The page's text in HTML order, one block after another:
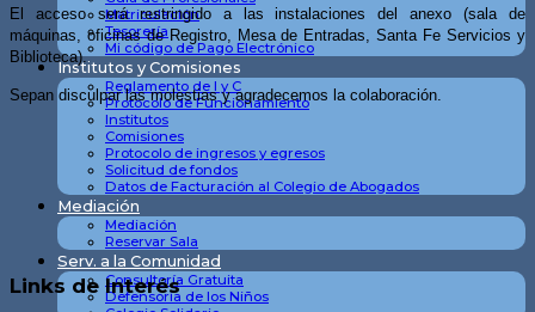
Matriculación
Tesorería
Mi código de Pago Electrónico
Institutos y Comisiones
Reglamento de I y C
Protocolo de Funcionamiento
Institutos
Comisiones
Protocolo de ingresos y egresos
Solicitud de fondos
Datos de Facturación al Colegio de Abogados
Mediación
Mediación
Reservar Sala
Serv. a la Comunidad
Consultoría Gratuita
Defensoría de los Niños
El acceso será restringido a las instalaciones del anexo (sala de
máquinas, oficinas de Registro, Mesa de Entradas, Santa Fe Servicios y
Biblioteca).
Sepan disculpar las molestias y agradecemos la colaboración.
Links de Interés